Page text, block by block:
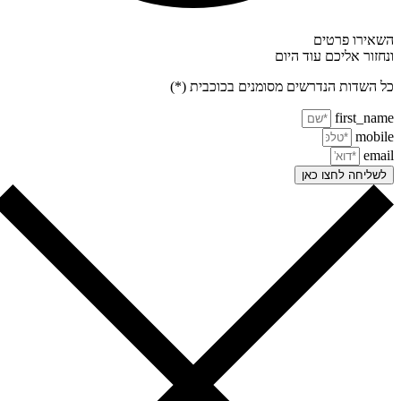
פרטים
אליכם עוד היום
השדות הנדרשים מסומנים בכוכבית (*)
לשליחה לחצו כאן